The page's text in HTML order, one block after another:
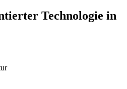
Technologie in